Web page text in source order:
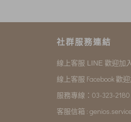
社群服務連結
線上客服 LINE 歡迎加入
線上客服 Facebook 歡
服務專線：03-323-2180
客服信箱 :